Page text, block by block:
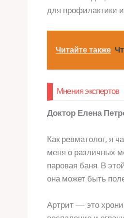
для профилактики
Читайте также
Мнения экспертов
Доктор Елена
Как ревматолог, я
меня о различных
паровая баня. В
она может быть
Артрит — это